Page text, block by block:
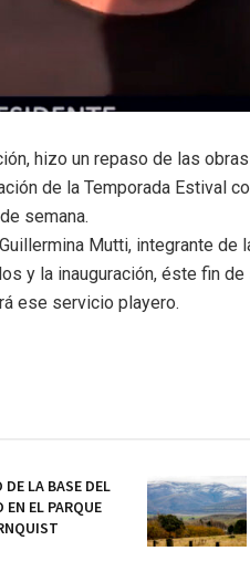
hizo un repaso de las
de la Temporada Estival
semana.
Mutti, integrante de
y la inauguración, éste fin de
ese servicio playero.
LA BASE DEL
EL PARQUE